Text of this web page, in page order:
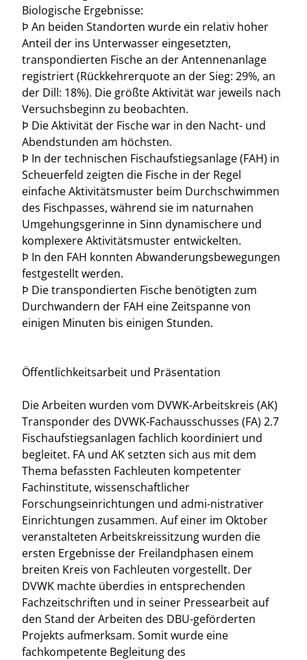
Biologische Ergebnisse:
Þ An beiden Standorten wurde ein relativ hoher
Anteil der ins Unterwasser eingesetzten,
transpondierten Fische an der Antennenanlage
registriert (Rückkehrerquote an der Sieg: 29%, an
der Dill: 18%). Die größte Aktivität war jeweils nach
Versuchsbeginn zu beobachten.
Þ Die Aktivität der Fische war in den Nacht- und
Abendstunden am höchsten.
Þ In der technischen Fischaufstiegsanlage (FAH) in
Scheuerfeld zeigten die Fische in der Regel
einfache Aktivitätsmuster beim Durchschwimmen
des Fischpasses, während sie im naturnahen
Umgehungsgerinne in Sinn dynamischere und
komplexere Aktivitätsmuster entwickelten.
Þ In den FAH konnten Abwanderungsbewegungen
festgestellt werden.
Þ Die transpondierten Fische benötigten zum
Durchwandern der FAH eine Zeitspanne von
einigen Minuten bis einigen Stunden.
Öffentlichkeitsarbeit und Präsentation
Die Arbeiten wurden vom DVWK-Arbeitskreis (AK)
Transponder des DVWK-Fachausschusses (FA) 2.7
Fischaufstiegsanlagen fachlich koordiniert und
begleitet. FA und AK setzten sich aus mit dem
Thema befassten Fachleuten kompetenter
Fachinstitute, wissenschaftlicher
Forschungseinrichtungen und admi-nistrativer
Einrichtungen zusammen. Auf einer im Oktober
veranstalteten Arbeitskreissitzung wurden die
ersten Ergebnisse der Freilandphasen einem
breiten Kreis von Fachleuten vorgestellt. Der
DVWK machte überdies in entsprechenden
Fachzeitschriften und in seiner Pressearbeit auf
den Stand der Arbeiten des DBU-geförderten
Projekts aufmerksam. Somit wurde eine
fachkompetente Begleitung des